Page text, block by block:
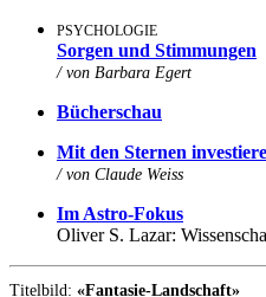
PSYCHOLOGIE
Sorgen und Stimmungen
/ von Barbara Egert
Bücherschau
Mit den Sternen
/ von Claude Weiss
Im Astro-Fokus
Oliver S. Lazar:
Titelbild: «Fantasie-Landschaft»